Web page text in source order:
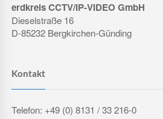
erdkreis CCTV/IP-VIDEO GmbH
Dieselstraße 16
D-85232 Bergkirchen-Günding
Kontakt
Telefon: +49 (0) 8131 / 33 216-0